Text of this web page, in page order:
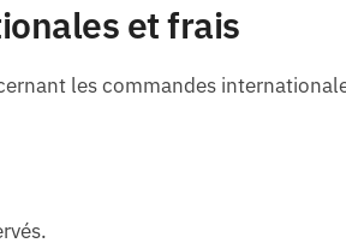
et frais
les commandes